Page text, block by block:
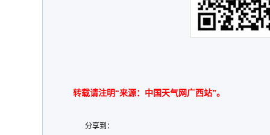
转载请注明“来源：中国天气网广西站”。
分享到：